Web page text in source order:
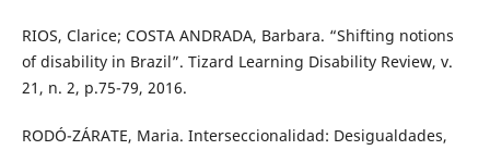
RIOS, Clarice; COSTA ANDRADA, Barbara. “Shifting notions
of disability in Brazil”. Tizard Learning Disability Review, v.
21, n. 2, p.75-79, 2016.
RODÓ-ZÁRATE, Maria. Interseccionalidad: Desigualdades,